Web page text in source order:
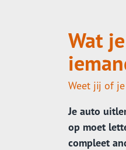
Wat
Weet jij of
Je auto
op moet
compleet